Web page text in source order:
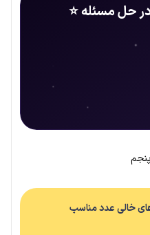
حل مسئله ⭐
خالی عدد مناسب